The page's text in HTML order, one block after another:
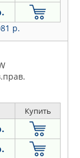
р.
Купить